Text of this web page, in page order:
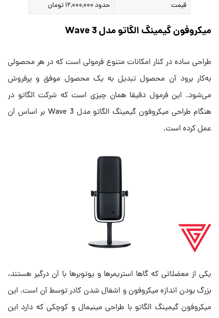
قیمت
حدود ۱۲,۰۰۰,۰۰۰ تومان
میکروفون گیمینگ الگاتو مدل Wave 3
طراحی ساده در کنار امکانات متنوع فرمولی است که در هر محصولی
به‌کار برود آن محصول تبدیل به یک محصول موفق و پرفروش
می‌شود. این فرمول دقیقا همان چیزی است که شرکت الگاتو در
هنگام طراحی میکروفون گیمینگ الگاتو مدل Wave 3 بر اساس آن
عمل کرده است.
یکی از معضلاتی که گاها استریمرها و یوتوبرها با آن درگیر هستند،
بزرگ بودن اندازه میکروفون و اشغال شدن کادر توسط آن است. این
میکروفون گیمینگ الگاتو با طراحی مینیمال و کوچکی که دارد این